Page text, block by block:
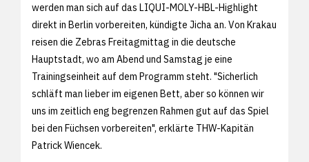
werden man sich auf das LIQUI-MOLY-HBL-Highlight
direkt in Berlin vorbereiten, kündigte Jicha an. Von Krakau
reisen die Zebras Freitagmittag in die deutsche
Hauptstadt, wo am Abend und Samstag je eine
Trainingseinheit auf dem Programm steht. "Sicherlich
schläft man lieber im eigenen Bett, aber so können wir
uns im zeitlich eng begrenzen Rahmen gut auf das Spiel
bei den Füchsen vorbereiten", erklärte THW-Kapitän
Patrick Wiencek.